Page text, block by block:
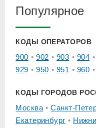
Популярное
КОДЫ ОПЕРАТОРОВ
900 902 903 904
929
950 951 960
КОДЫ ГОРОДОВ
Москва Санкт-
Екатеринбург